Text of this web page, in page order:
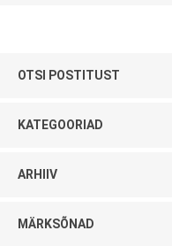
OTSI POSTITUST
KATEGOORIAD
ARHIIV
MÄRKSÕNAD